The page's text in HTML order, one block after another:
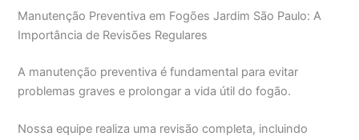
Manutenção Preventiva em Fogões Jardim São Paulo: A
Importância de Revisões Regulares
A manutenção preventiva é fundamental para evitar
problemas graves e prolongar a vida útil do fogão.
Nossa equipe realiza uma revisão completa, incluindo